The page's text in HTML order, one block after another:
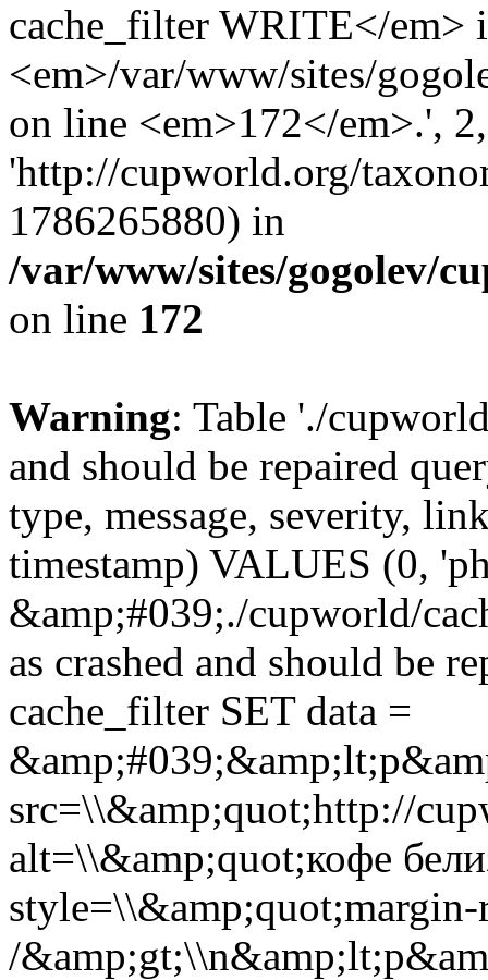
cache_filter WRITE</em>
<em>/var/www/sites/
on line <em>172</em>.',
'http://cupworld.org/
1786265880) in
/var/www/sites/gogolev/
on line 172
Warning: Table './
and should be repaired
type, message, severity,
timestamp) VALUES (0,
&amp;#039;./cupworld/
as crashed and should be
cache_filter SET data =
src=\\&amp;quot;http://
alt=\\&amp;quot;кофе
/